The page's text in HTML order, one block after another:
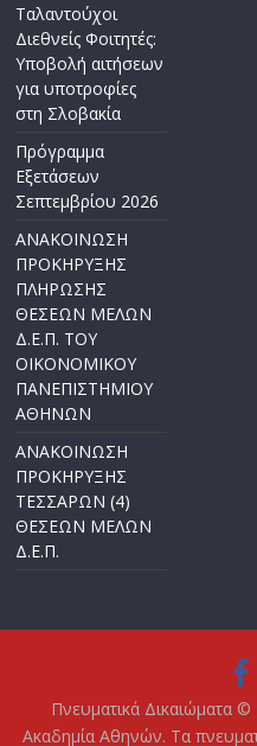
Ταλαντούχοι
Διεθνείς Φοιτητές:
Υποβολή αιτήσεων
για υποτροφίες
στη Σλοβακία
Πρόγραμμα
Εξετάσεων
Σεπτεμβρίου 2026
ΑΝΑΚΟΙΝΩΣΗ
ΠΡΟΚΗΡΥΞΗΣ
ΠΛΗΡΩΣΗΣ
ΘΕΣΕΩΝ ΜΕΛΩΝ
Δ.Ε.Π. ΤΟΥ
ΟΙΚΟΝΟΜΙΚΟΥ
ΠΑΝΕΠΙΣΤΗΜΙΟΥ
ΑΘΗΝΩΝ
ΑΝΑΚΟΙΝΩΣΗ
ΠΡΟΚΗΡΥΞΗΣ
ΤΕΣΣΑΡΩΝ (4)
ΘΕΣΕΩΝ ΜΕΛΩΝ
Δ.Ε.Π.
Πνευματικά Δικαιώματα ©
Ακαδημία Αθηνών. Τα